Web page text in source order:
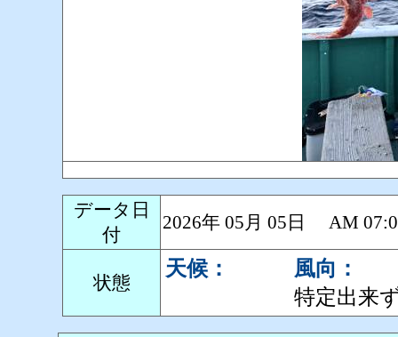
データ日
付
2026年 05月 05日 AM
状態
天候：
風向：
特定出来